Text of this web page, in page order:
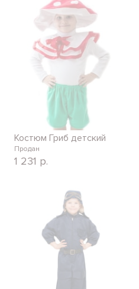
Костюм Гриб детский
Продан
1 231 р.